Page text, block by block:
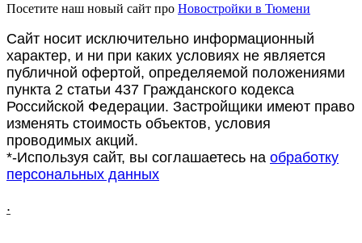
Посетите наш новый сайт про Новостройки в Тюмени
Сайт носит исключительно информационный
характер, и ни при каких условиях не является
публичной офертой, определяемой положениями
пункта 2 статьи 437 Гражданского кодекса
Российской Федерации. Застройщики имеют право
изменять стоимость объектов, условия
проводимых акций.
*-Используя сайт, вы соглашаетесь на обработку
персональных данных
.